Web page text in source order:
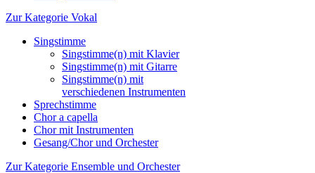
Zur Kategorie Vokal
Singstimme
Singstimme(n) mit Klavier
Singstimme(n) mit Gitarre
Singstimme(n) mit
verschiedenen Instrumenten
Sprechstimme
Chor a capella
Chor mit Instrumenten
Gesang/Chor und Orchester
Zur Kategorie Ensemble und Orchester